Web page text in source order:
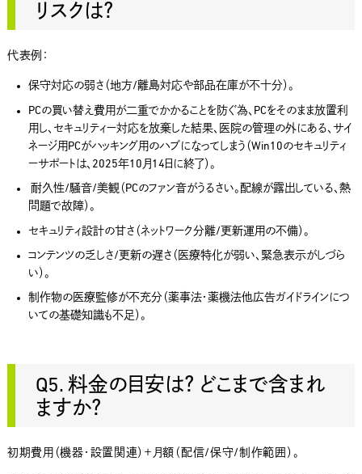
リスクは？
代表例：
保守対応の弱さ（地方/離島対応や部品在庫が不十分）。
PCの買い替え費用が二重でかかることを防ぐ為、PCをそのまま放置利
用し、セキュリティー対応を放棄した結果、医院の管理の外にある、サイ
ネージ用PCがハッキング用のハブになってしまう（Win10のセキュリティ
ーサポートは、2025年10月14日に終了）。
耐久性/騒音/美観（PCのファン音がうるさい。配線が露出している、熱
問題で故障）。
セキュリティ設計の甘さ（ネットワーク分離/更新運用の不備）。
コンテンツの乏しさ/更新の遅さ（医療特化が弱い、緊急表示がしづら
い）。
制作物の医療監修が不充分（薬事法・薬機法他広告ガイドラインにつ
いての基礎知識も不足）。
Q5. 料金の目安は？ どこまで含まれ
ますか？
初期費用（機器・設置関連）＋月額（配信/保守/制作範囲）。